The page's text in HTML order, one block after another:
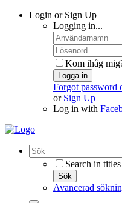
Login or Sign Up
Logging in...
Kom ihåg
Logga in
Forgot password
or Sign Up
Log in with
Search in
Sök
Avancerad